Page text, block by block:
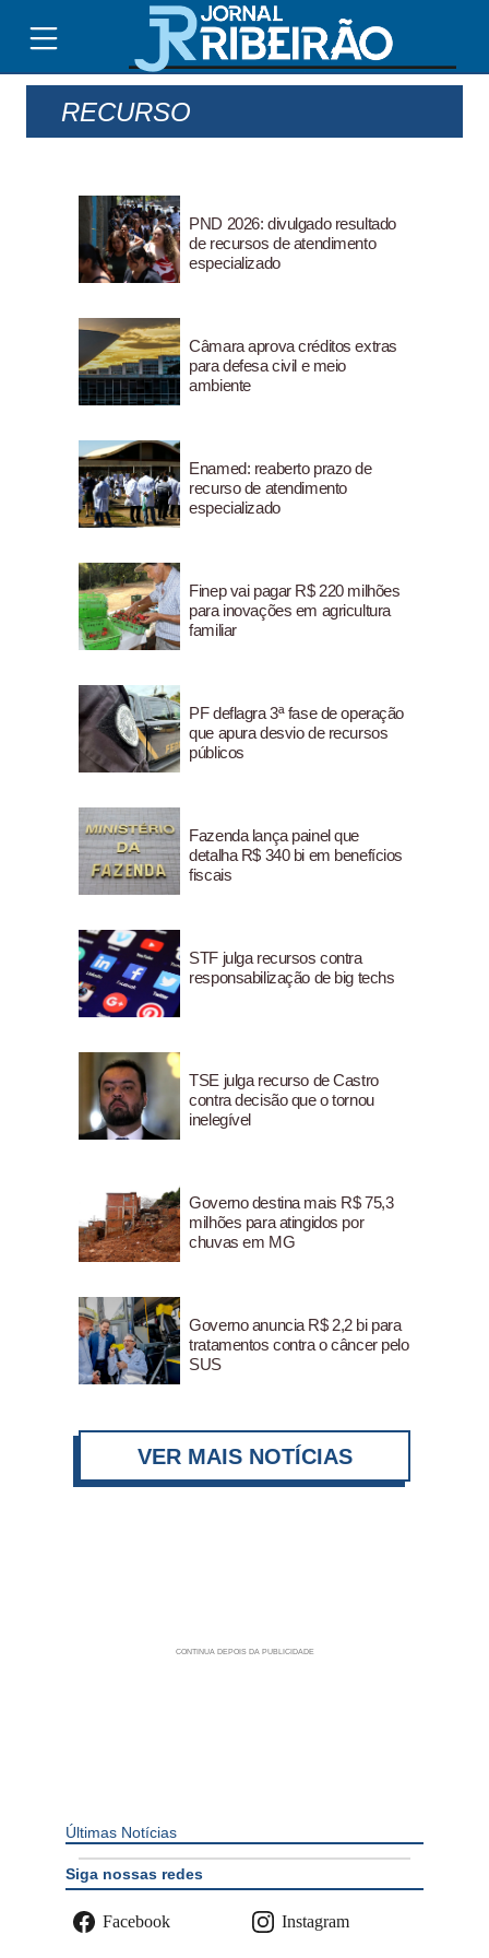
RECURSO
PND 2026: divulgado resultado
de recursos de atendimento
especializado
Câmara aprova créditos extras
para defesa civil e meio
ambiente
Enamed: reaberto prazo de
recurso de atendimento
especializado
Finep vai pagar R$ 220 milhões
para inovações em agricultura
familiar
PF deflagra 3ª fase de operação
que apura desvio de recursos
públicos
Fazenda lança painel que
detalha R$ 340 bi em benefícios
fiscais
STF julga recursos contra
responsabilização de big techs
TSE julga recurso de Castro
contra decisão que o tornou
inelegível
Governo destina mais R$ 75,3
milhões para atingidos por
chuvas em MG
Governo anuncia R$ 2,2 bi para
tratamentos contra o câncer pelo
SUS
VER MAIS NOTÍCIAS
Últimas Notícias
Siga nossas redes
Facebook Instagram